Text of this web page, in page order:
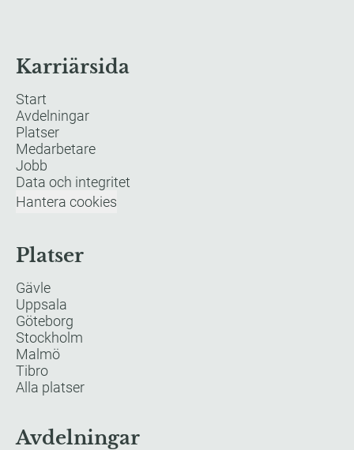
Karriärsida
Start
Avdelningar
Platser
Medarbetare
Jobb
Data och integritet
Hantera cookies
Platser
Gävle
Uppsala
Göteborg
Stockholm
Malmö
Tibro
Alla platser
Avdelningar